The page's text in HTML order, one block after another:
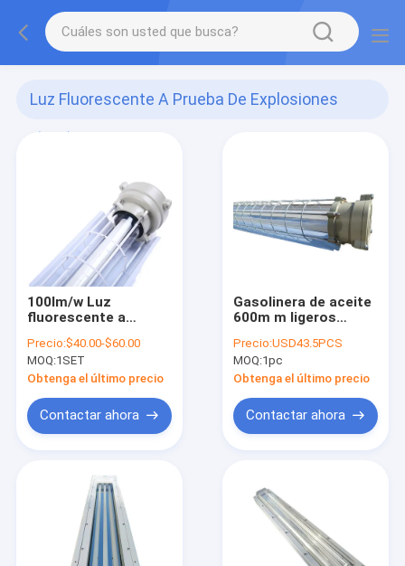
Luz Fluorescente A Prueba De Explosiones
100lm/w Luz
fluorescente a
Precio:$40.00-$60.00
MOQ:1SET
Obtenga el último precio
Contactar ahora
Gasolinera de aceite
600m m ligeros
prueba de
explosiones 1200m
m 900m m
Precio:USD43.5PCS
MOQ:1pc
Obtenga el último precio
Contactar ahora